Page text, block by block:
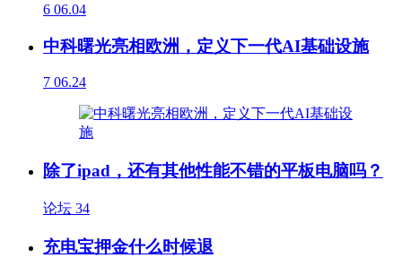
6 06.04
中科曙光亮相欧洲，定义下一代AI基础设施
7 06.24
除了ipad，还有其他性能不错的平板电脑吗？
论坛 34
充电宝押金什么时候退